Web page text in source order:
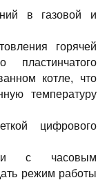
в газовой и
горячей
котле, что
температуру
цифрового
с часовым
режим работы